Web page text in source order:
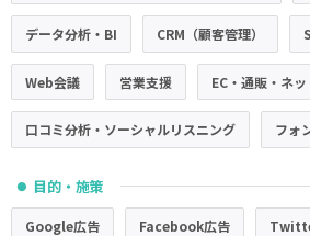
データ分析・BI CRM（顧客管理）
Web会議 営業支援 EC・通販・ネ
口コミ分析・ソーシャルリスニング フォ
● 目的・施策
Google広告 Facebook広告